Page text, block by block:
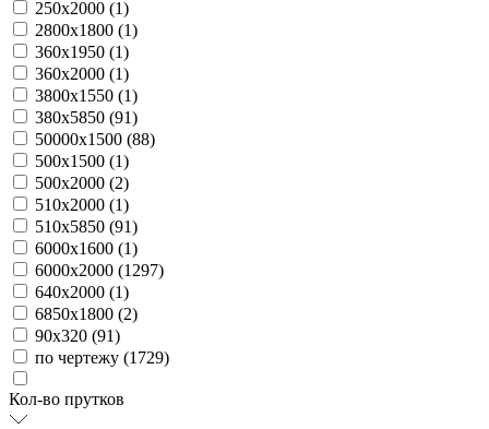
250х2000 (1)
2800х1800 (1)
360х1950 (1)
360х2000 (1)
3800х1550 (1)
380х5850 (91)
50000х1500 (88)
500х1500 (1)
500х2000 (2)
510х2000 (1)
510х5850 (91)
6000х1600 (1)
6000х2000 (1297)
640х2000 (1)
6850х1800 (2)
90х320 (91)
по чертежу (1729)
Кол-во прутков